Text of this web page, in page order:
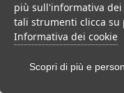
più sull'informativa dei
tali strumenti clicca su
Informativa dei cookie
Scopri di più e